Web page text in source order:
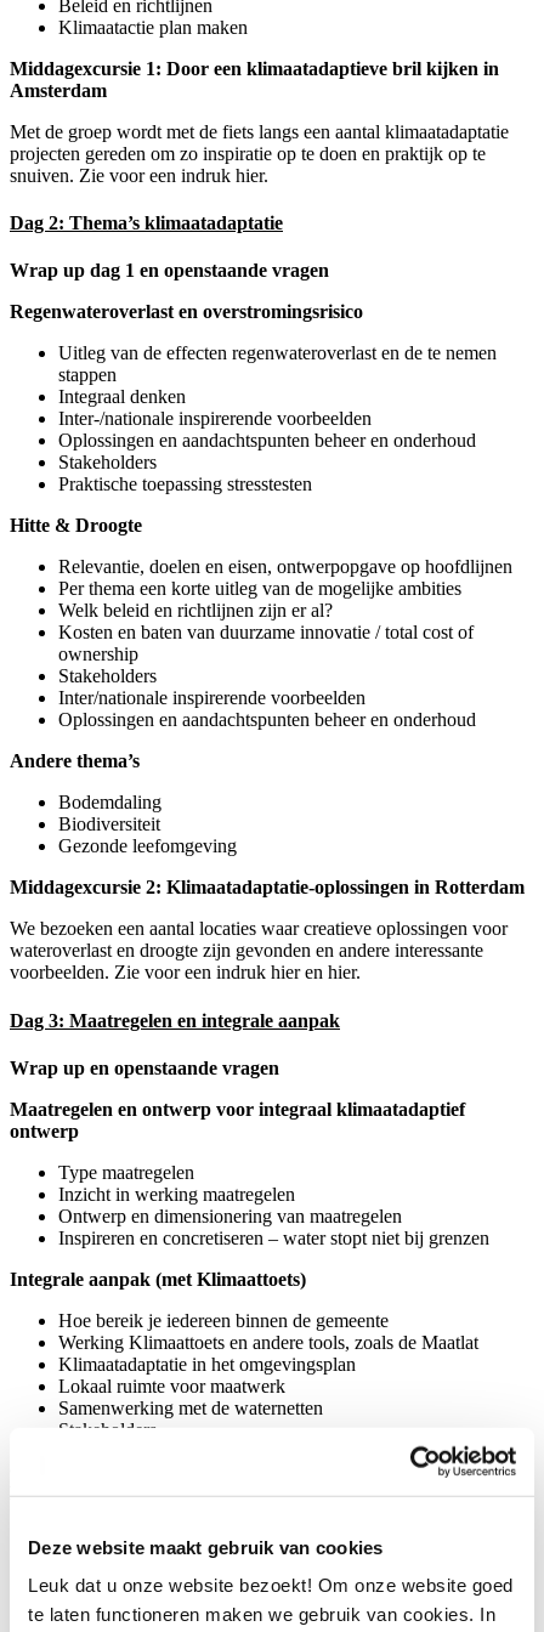
Deze website maakt gebruik van cookies
Leuk dat u onze website bezoekt! Om onze website goed
te laten functioneren maken we gebruik van cookies. In
Beleid en richtlijnen
Klimaatactie plan maken
Middagexcursie 1: Door een klimaatadaptieve bril kijken in
Amsterdam
Met de groep wordt met de fiets langs een aantal klimaatadaptatie
projecten gereden om zo inspiratie op te doen en praktijk op te
snuiven. Zie voor een indruk hier.
Dag 2: Thema’s klimaatadaptatie
Wrap up dag 1 en openstaande vragen
Regenwateroverlast en overstromingsrisico
Uitleg van de effecten regenwateroverlast en de te nemen
stappen
Integraal denken
Inter-/nationale inspirerende voorbeelden
Oplossingen en aandachtspunten beheer en onderhoud
Stakeholders
Praktische toepassing stresstesten
Hitte & Droogte
Relevantie, doelen en eisen, ontwerpopgave op hoofdlijnen
Per thema een korte uitleg van de mogelijke ambities
Welk beleid en richtlijnen zijn er al?
Kosten en baten van duurzame innovatie / total cost of
ownership
Stakeholders
Inter/nationale inspirerende voorbeelden
Oplossingen en aandachtspunten beheer en onderhoud
Andere thema’s
Bodemdaling
Biodiversiteit
Gezonde leefomgeving
Middagexcursie 2: Klimaatadaptatie-oplossingen in Rotterdam
We bezoeken een aantal locaties waar creatieve oplossingen voor
wateroverlast en droogte zijn gevonden en andere interessante
voorbeelden. Zie voor een indruk hier en hier.
Dag 3: Maatregelen en integrale aanpak
Wrap up en openstaande vragen
Maatregelen en ontwerp voor integraal klimaatadaptief
ontwerp
Type maatregelen
Inzicht in werking maatregelen
Ontwerp en dimensionering van maatregelen
Inspireren en concretiseren – water stopt niet bij grenzen
Integrale aanpak (met Klimaattoets)
Hoe bereik je iedereen binnen de gemeente
Werking Klimaattoets en andere tools, zoals de Maatlat
Klimaatadaptatie in het omgevingsplan
Lokaal ruimte voor maatwerk
Samenwerking met de waternetten
Stakeholders
Groepsopdracht: aan de slag met een praktijkcasus via de
Klimaattoets
Kijk met behulp van de Klimaattoets of de gevonden
maatregelen integraal in te passen zijn.
Welke stakeholders zijn er?